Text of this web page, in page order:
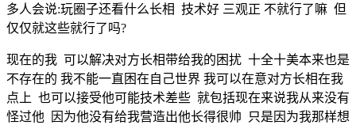
多人会说:玩圈子还看什么长相 技术好 三观正 不就行了嘛 但
仅仅就这些就行了吗?
现在的我 可以解决对方长相带给我的困扰 十全十美本来也是
不存在的 我不能一直困在自己世界 我可以在意对方长相在我
点上 也可以接受他可能技术差些 就包括现在来说我从来没有
怪过他 因为他没有给我营造出他长得很帅 只是因为我那样想